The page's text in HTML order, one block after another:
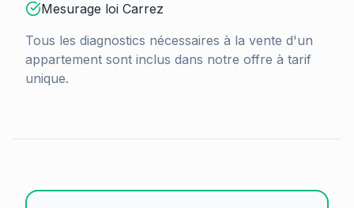
Mesurage loi Carrez
Tous les diagnostics nécessaires à la vente d'un
appartement sont inclus dans notre offre à tarif
unique.